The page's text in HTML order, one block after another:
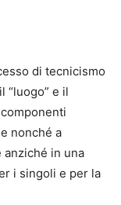
di tecnicismo
“luogo” e il
nonché a
anziché in una
i singoli e per la